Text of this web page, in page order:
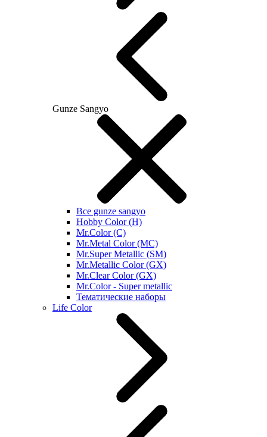
Gunze Sangyo
Все gunze sangyo
Hobby Color (H)
Mr.Color (C)
Mr.Metal Color (MC)
Mr.Super Metallic (SM)
Mr.Metallic Color (GX)
Mr.Clear Color (GX)
Mr.Color - Super metallic
Тематические наборы
Life Color